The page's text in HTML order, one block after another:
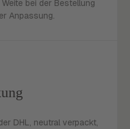
bei der Bestellung
Anpassung.
DHL, neutral verpackt,